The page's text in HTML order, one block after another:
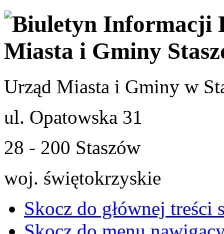
Urząd Miasta i Gminy w
ul. Opatowska 31
28 - 200 Staszów
woj. świętokrzyskie
Skocz do głównej treści